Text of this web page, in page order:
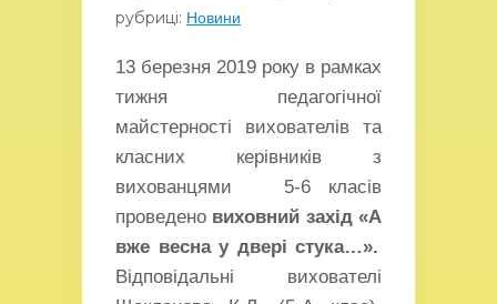
рубриці: Новини
13 березня 2019 року в рамках
тижня педагогічної
майстерності вихователів та
класних керівників з
вихованцями 5-6 класів
проведено виховний захід«А
вже весна удвері стука…».
Відповідальні вихователі